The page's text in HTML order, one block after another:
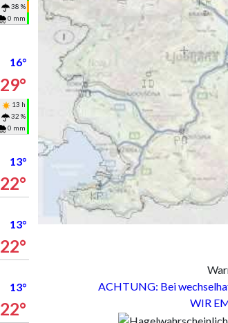
38 %
0 mm
16°
29°
13 h
32 %
0 mm
13°
22°
13°
22°
13°
22°
ACHTUNG: Bei
WIR